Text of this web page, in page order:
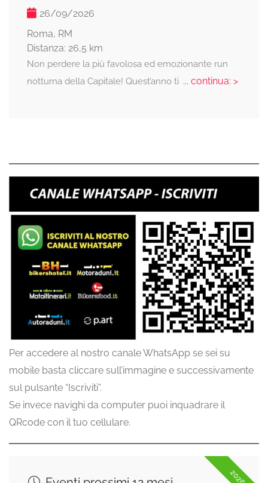
26/09/2026
Roma, RM
Distanza: 26,5 km
Non perdere la più favolosa ed emozionante run
notturna della Capitale! Quest’anno ti ... continua: >
Per accedere al nostro canale WhatsApp se sei su
mobile basta cliccare sull’immagine e successivamente
sul pulsante “Iscriviti”.
Se invece navighi da computer puoi inquadrare il
QRcode con il tuo cellulare.
2026